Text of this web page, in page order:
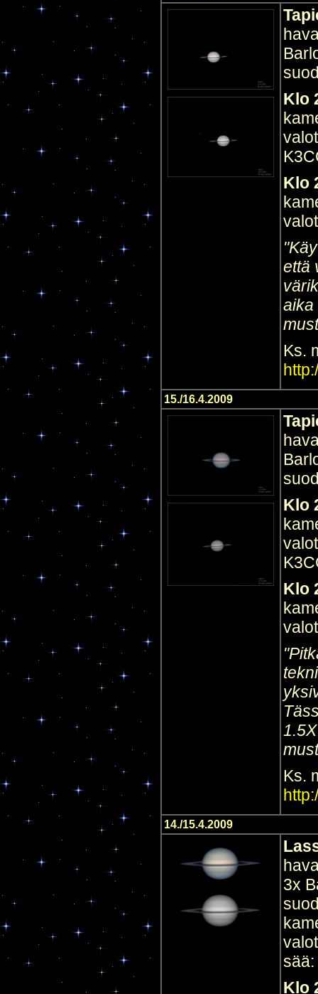
Klo
Klo
että
aika
Ks.
15./16.4.2009
Klo
Klo
Ks.
14./15.4.2009
3x
sää:
Klo